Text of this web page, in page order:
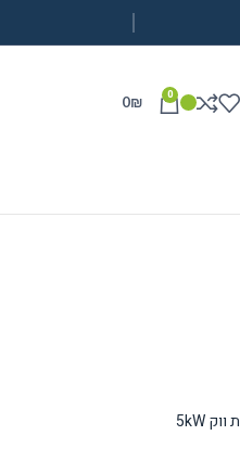
0
0₪
כיריים גז מקצועיות 90 ס"מ מסדרת Professional של Bertazzoni עם 5 מבערי פליז וטבעת ווק 5kW